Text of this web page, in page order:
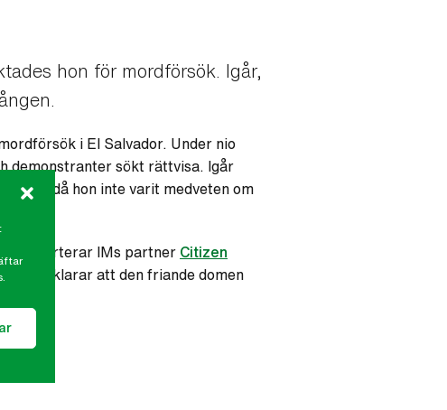
hon för mordförsök. Igår,
i El Salvador. Under nio
demonstranter sökt rättvisa. Igår
då hon inte varit medveten om
rapporterar IMs partner Citizen
förklarar att den friande domen